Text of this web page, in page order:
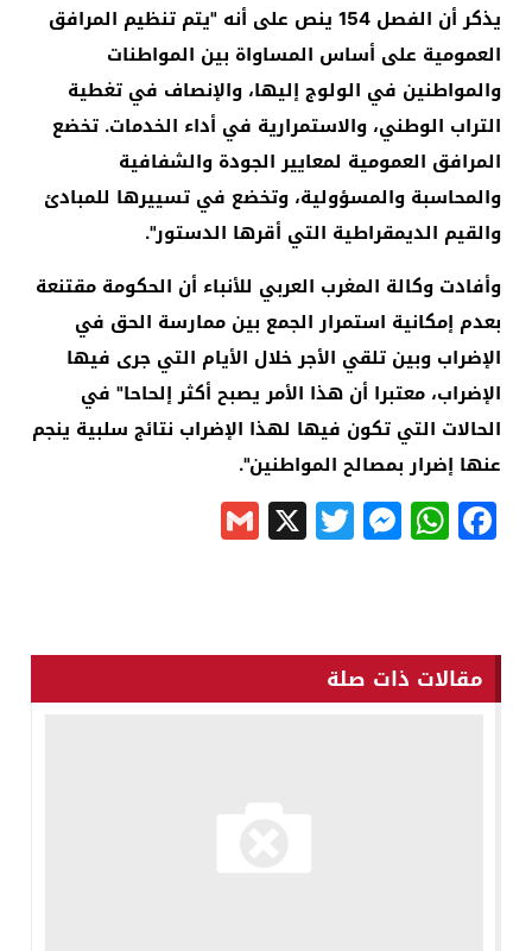
يذكر أن الفصل 154 ينص على أنه "يتم تنظيم المرافق
العمومية على أساس المساواة بين المواطنات
والمواطنين في الولوج إليها، والإنصاف في تغطية
التراب الوطني، والاستمرارية في أداء الخدمات. تخضع
المرافق العمومية لمعايير الجودة والشفافية
والمحاسبة والمسؤولية، وتخضع في تسييرها للمبادئ
والقيم الديمقراطية التي أقرها الدستور".
وأفادت وكالة المغرب العربي للأنباء أن الحكومة مقتنعة
بعدم إمكانية استمرار الجمع بين ممارسة الحق في
الإضراب وبين تلقي الأجر خلال الأيام التي جرى فيها
الإضراب، معتبرا أن هذا الأمر يصبح أكثر إلحاحا" في
الحالات التي تكون فيها لهذا الإضراب نتائج سلبية ينجم
عنها إضرار بمصالح المواطنين".
Facebook
WhatsApp
Messenger
Twitter
X
مقالات ذات صلة